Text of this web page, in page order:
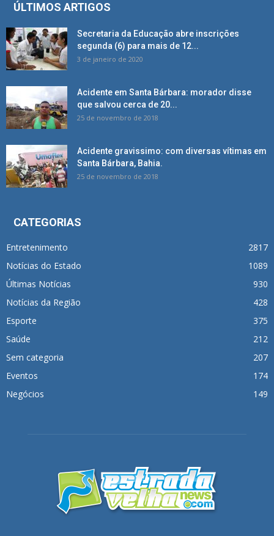
ÚLTIMOS ARTIGOS
Secretaria da Educação abre inscrições
segunda (6) para mais de 12...
3 de janeiro de 2020
Acidente em Santa Bárbara: morador disse
que salvou cerca de 20...
25 de novembro de 2018
Acidente gravissimo: com diversas vítimas em
Santa Bárbara, Bahia.
25 de novembro de 2018
CATEGORIAS
Entretenimento
2817
Notícias do Estado
1089
Últimas Notícias
930
Notícias da Região
428
Esporte
375
Saúde
212
Sem categoria
207
Eventos
174
Negócios
149